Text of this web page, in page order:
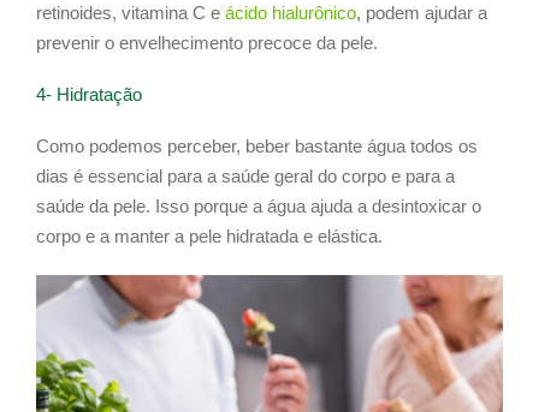
retinoides, vitamina C e ácido hialurônico, podem ajudar a
prevenir o envelhecimento precoce da pele.
4- Hidratação
Como podemos perceber, beber bastante água todos os
dias é essencial para a saúde geral do corpo e para a
saúde da pele. Isso porque a água ajuda a desintoxicar o
corpo e a manter a pele hidratada e elástica.